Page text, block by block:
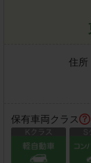
住所
保有車両クラス